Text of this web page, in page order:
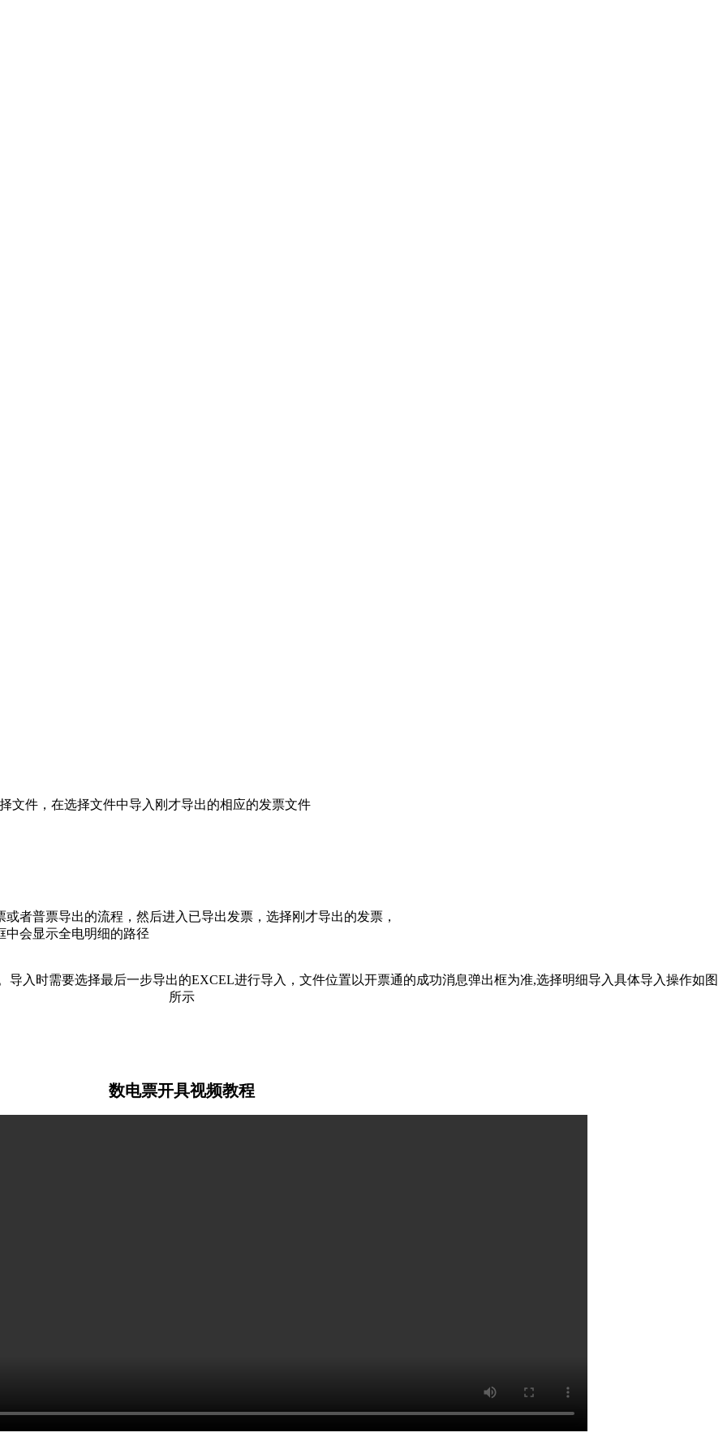
文件，在选择文件中导入刚才导出的相应的发票文件
者普票导出的流程，然后进入已导出发票，选择刚才导出的发票，
中会显示全电明细的路径
入时需要选择最后一步导出的EXCEL进行导入，文件位置以开票通的成功消息弹出框为准,选择明细导入具体导入操作如图
所示
数电票开具视频教程